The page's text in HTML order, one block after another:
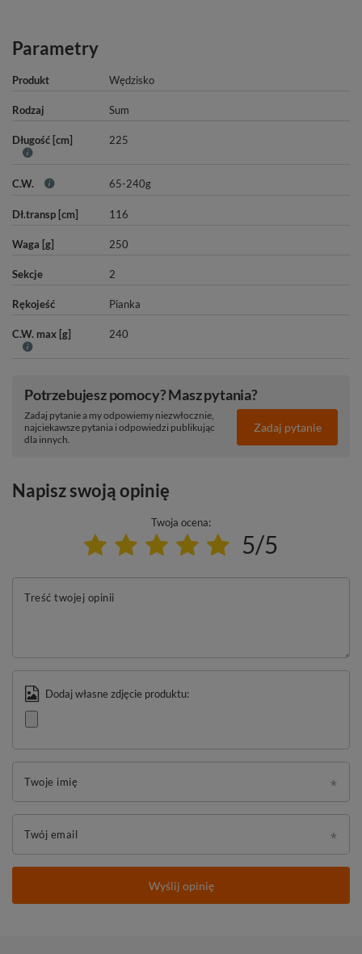
Parametry
Produkt Wędzisko
Rodzaj Sum
Długość [cm] 225
C.W. 65-240g
Dł.transp [cm] 116
Waga [g] 250
Sekcje 2
Rękojeść Pianka
C.W. max [g] 240
Potrzebujesz pomocy? Masz pytania?
Zadaj pytanie a my odpowiemy niezwłocznie,
najciekawsze pytania i odpowiedzi publikując
dla innych.
Zadaj pytanie
Napisz swoją opinię
Twoja ocena:
5/5
Treść twojej opinii
Dodaj własne zdjęcie produktu:
Twoje imię
Twój email
Wyślij opinię